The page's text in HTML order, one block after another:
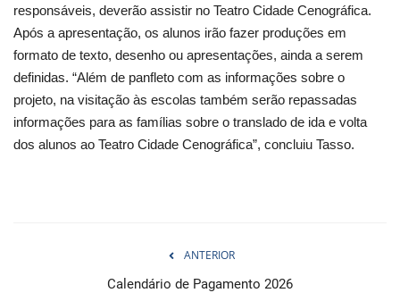
responsáveis, deverão assistir no Teatro Cidade Cenográfica.
Após a apresentação, os alunos irão fazer produções em
formato de texto, desenho ou apresentações, ainda a serem
definidas. “Além de panfleto com as informações sobre o
projeto, na visitação às escolas também serão repassadas
informações para as famílias sobre o translado de ida e volta
dos alunos ao Teatro Cidade Cenográfica”, concluiu Tasso.
ANTERIOR
Calendário de Pagamento 2026